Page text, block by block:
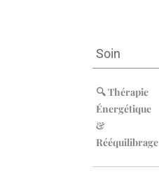
Soin
🔍 Thérapie
Énergétique
&
Rééquilibrage